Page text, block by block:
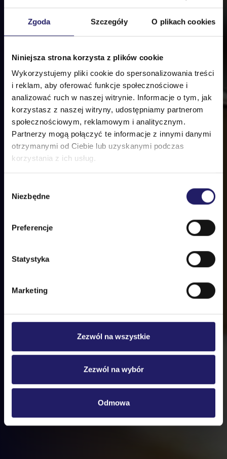
Zgoda Szczegóły O plikach cookies
Niniejsza strona korzysta z plików cookie
Wykorzystujemy pliki cookie do spersonalizowania treści
i reklam, aby oferować funkcje społecznościowe i
analizować ruch w naszej witrynie. Informacje o tym, jak
korzystasz z naszej witryny, udostępniamy partnerom
społecznościowym, reklamowym i analitycznym.
Partnerzy mogą połączyć te informacje z innymi danymi
otrzymanymi od Ciebie lub uzyskanymi podczas
korzystania z ich usług.
zgody
Niezbędne
Preferencje
Statystyka
Marketing
Zezwól na wszystkie
Zezwól na wybór
Odmowa